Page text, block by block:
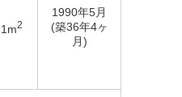
2
1990年5月
(築36年4ヶ
月)